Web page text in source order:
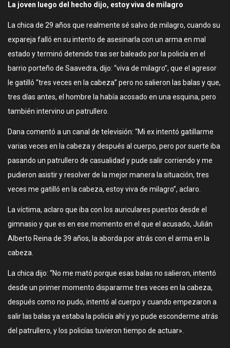
La joven luego del hecho dijo, estoy viva de milagro
La chica de 29 años que realmente sé salvo de milagro, cuando su
expareja falló en su intento de asesinarla con un arma en mal
estado y terminó detenido tras ser baleado por la policía en el
barrio porteño de Saavedra, dijo: “viva de milagro”, que el agresor
le gatilló “tres veces en la cabeza” pero no salieron las balas y que,
tres días antes, el hombre la había acosado en una esquina, pero
también intervino un patrullero.
Dana comentó a un canal de televisión: “Mi ex intentó gatillarme
varias veces en la cabeza y después al cuerpo, pero por suerte iba
pasando un patrullero de casualidad y pude salir corriendo y me
pudieron asistir y resolver de la mejor manera la situación, tres
veces me gatilló en la cabeza, estoy viva de milagro”, aclaro.
La víctima, aclaro que iba con los auriculares puestos desde el
gimnasio y que es en ese momento en el que el acusado, Julián
Alberto Reina de 39 años, la aborda por atrás con el arma en la
cabeza.
La chica dijo: “No me mató porque esas balas no salieron, intentó
desde un primer momento dispararme tres veces en la cabeza,
después como no pudo, intentó al cuerpo y cuando empezaron a
salir las balas ya estaba la policía ahí y yo pude esconderme atrás
del patrullero, y los policías tuvieron tiempo de actuar».